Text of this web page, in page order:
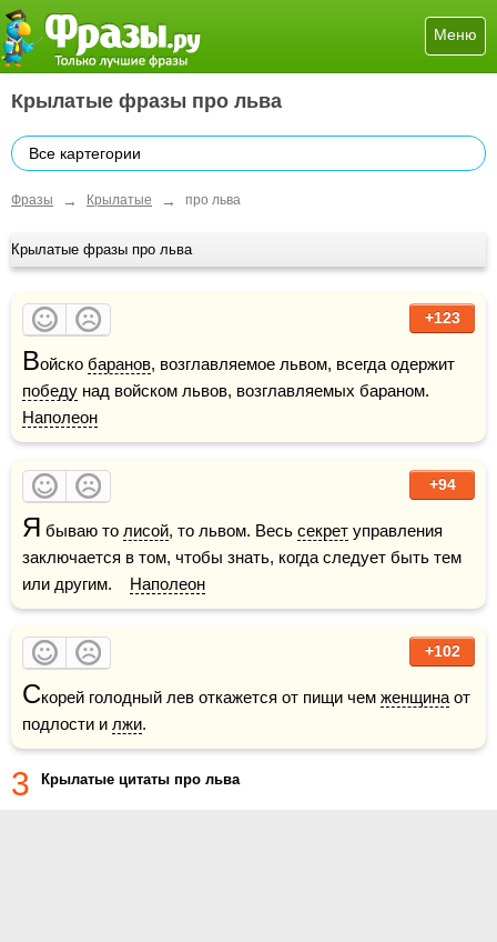
Меню
Крылатые фразы про льва
Все картегории
Фразы → Крылатые → про льва
Крылатые фразы про льва
+123
Войско баранов
победу
Наполеон
+94
Я бываю то лисой, то львом. Весь секрет управления
заключается в том, чтобы знать, когда следует быть тем
или другим. Наполеон
+102
Скорей голодный лев откажется от пищи чем женщина от
подлости и лжи.
3 Крылатые цитаты про льва